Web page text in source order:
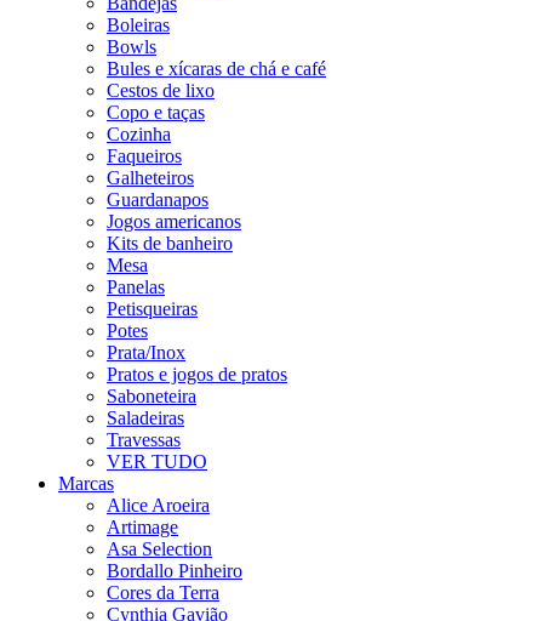
Boleiras
Bowls
Bules e xícaras de chá e café
Cestos de lixo
Copo e taças
Cozinha
Faqueiros
Galheteiros
Guardanapos
Jogos americanos
Kits de banheiro
Mesa
Panelas
Petisqueiras
Potes
Prata/Inox
Pratos e jogos de pratos
Saboneteira
Saladeiras
Travessas
VER TUDO
Marcas
Alice Aroeira
Artimage
Asa Selection
Bordallo Pinheiro
Cores da Terra
Cynthia Gavião